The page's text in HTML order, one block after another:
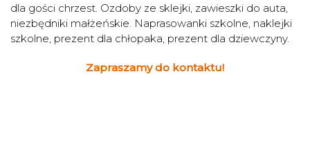
dla gości chrzest. Ozdoby ze sklejki, zawieszki do auta,
niezbędniki małżeńskie. Naprasowanki szkolne, naklejki
szkolne, prezent dla chłopaka, prezent dla dziewczyny.
Zapraszamy do kontaktu!